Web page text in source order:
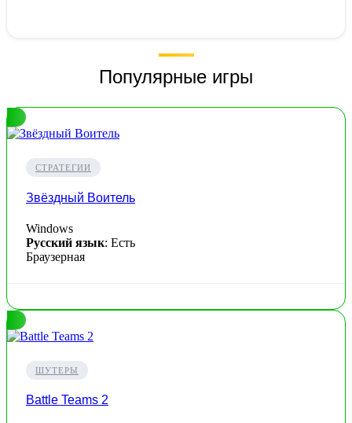
Популярные игры
СТРАТЕГИИ
Звёздный Воитель
Windows
Русский язык: Есть
Браузерная
ШУТЕРЫ
Battle Teams 2